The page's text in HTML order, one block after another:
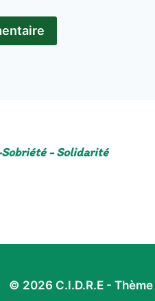
- Solidarité
© 2026 C.I.D.R.E -